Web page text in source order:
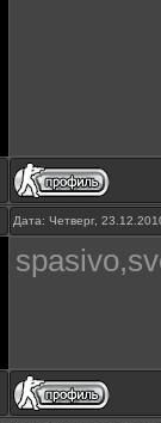
Дата: Четверг,